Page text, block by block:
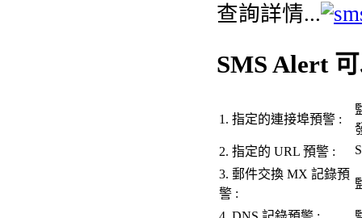
查詢詳情...
SMS Alert
1. 指定的連接埠預警 :
2. 指定的 URL 預警 :
3. 郵件交換 MX 記錄預
警 :